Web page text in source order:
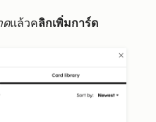
ดแล้วคลิกเพิ่มการ์ด